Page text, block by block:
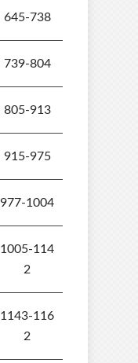
645-738
739-804
805-913
915-975
977-1004
1005-114
2
1143-116
2